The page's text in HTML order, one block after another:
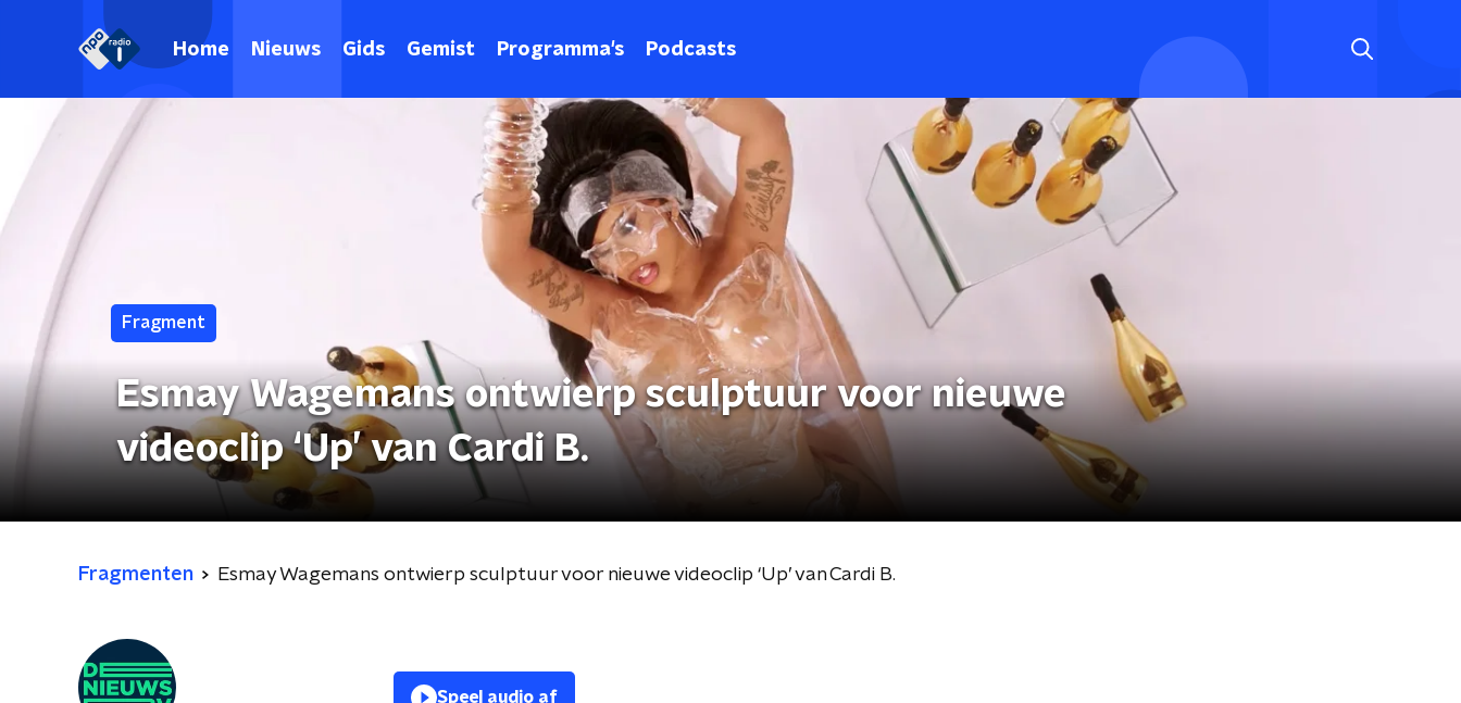
Home Nieuws Gids Gemist Programma's Podcasts
Fragment
Esmay Wagemans ontwierp sculptuur voor nieuwe
videoclip ‘Up’ van Cardi B.
Fragmenten Esmay Wagemans ontwierp sculptuur voor nieuwe videoclip ‘Up’ van Cardi B.
Speel audio af